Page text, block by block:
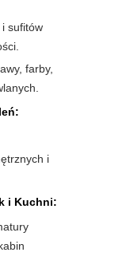
i sufitów
farby,
i
i Kuchni: